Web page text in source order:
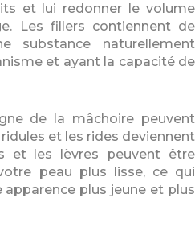
et lui redonner le volume
Les fillers contiennent de
substance naturellement
et ayant la capacité de
de la mâchoire peuvent
et les rides deviennent
et les lèvres peuvent être
peau plus lisse, ce qui
plus jeune et plus